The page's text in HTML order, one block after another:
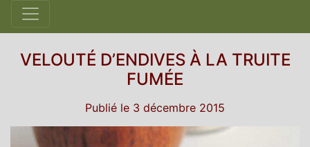
VELOUTÉ D’ENDIVES À LA TRUITE
FUMÉE
Publié le 3 décembre 2015